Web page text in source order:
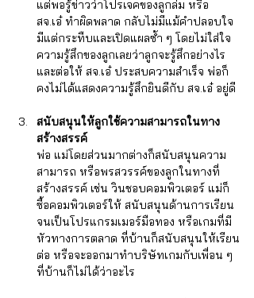
แต่พอรู้ข่าวว่าโปรเจคของลูกล่ม หรือ
สจ.เอ๋ ทำผิดพลาด กลับไม่มีแม้คำปลอบใจ
มีแต่กระทืบและเปิดแผลซ้ำ ๆ โดยไม่ใส่ใจ
ความรู้สึกของลูกเลยว่าลูกจะรู้สึกอย่างไร
และต่อให้ สจ.เอ๋ ประสบความสำเร็จ พ่อก็
คงไม่ได้แสดงความรู้สึกยินดีกับ สจ.เอ๋ อยู่ดี
สนับสนุนให้ลูกใช้ความสามารถในทาง
สร้างสรรค์
พ่อ แม่โดยส่วนมากต่างก็สนับสนุนความ
สามารถ หรือพรสวรรค์ของลูกในทางที่
สร้างสรรค์ เช่น วินชอบคอมพิวเตอร์ แม่ก็
ซื้อคอมพิวเตอร์ให้ สนับสนุนด้านการเรียน
จนเป็นโปรแกรมเมอร์มือทอง หรือเกมที่มี
หัวทางการตลาด ที่บ้านก็สนับสนุนให้เรียน
ต่อ หรือจะออกมาทำบริษัทเกมกับเพื่อน ๆ
ที่บ้านก็ไม่ได้ว่าอะไร